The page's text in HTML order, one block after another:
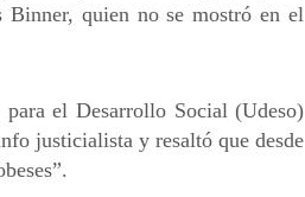
Binner, quien no se mostró en el
el Desarrollo Social (Udeso)
justicialista y resaltó que desde